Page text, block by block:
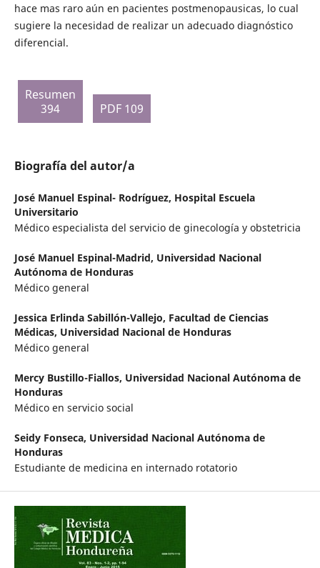
hace mas raro aún en pacientes postmenopausicas, lo cual
sugiere la necesidad de realizar un adecuado diagnóstico
diferencial.
Resumen
394
PDF 109
Biografía del autor/a
José Manuel Espinal- Rodríguez, Hospital Escuela
Universitario
Médico especialista del servicio de ginecología y obstetricia
José Manuel Espinal-Madrid, Universidad Nacional
Autónoma de Honduras
Médico general
Jessica Erlinda Sabillón-Vallejo, Facultad de Ciencias
Médicas, Universidad Nacional de Honduras
Médico general
Mercy Bustillo-Fiallos, Universidad Nacional Autónoma de
Honduras
Médico en servicio social
Seidy Fonseca, Universidad Nacional Autónoma de
Honduras
Estudiante de medicina en internado rotatorio